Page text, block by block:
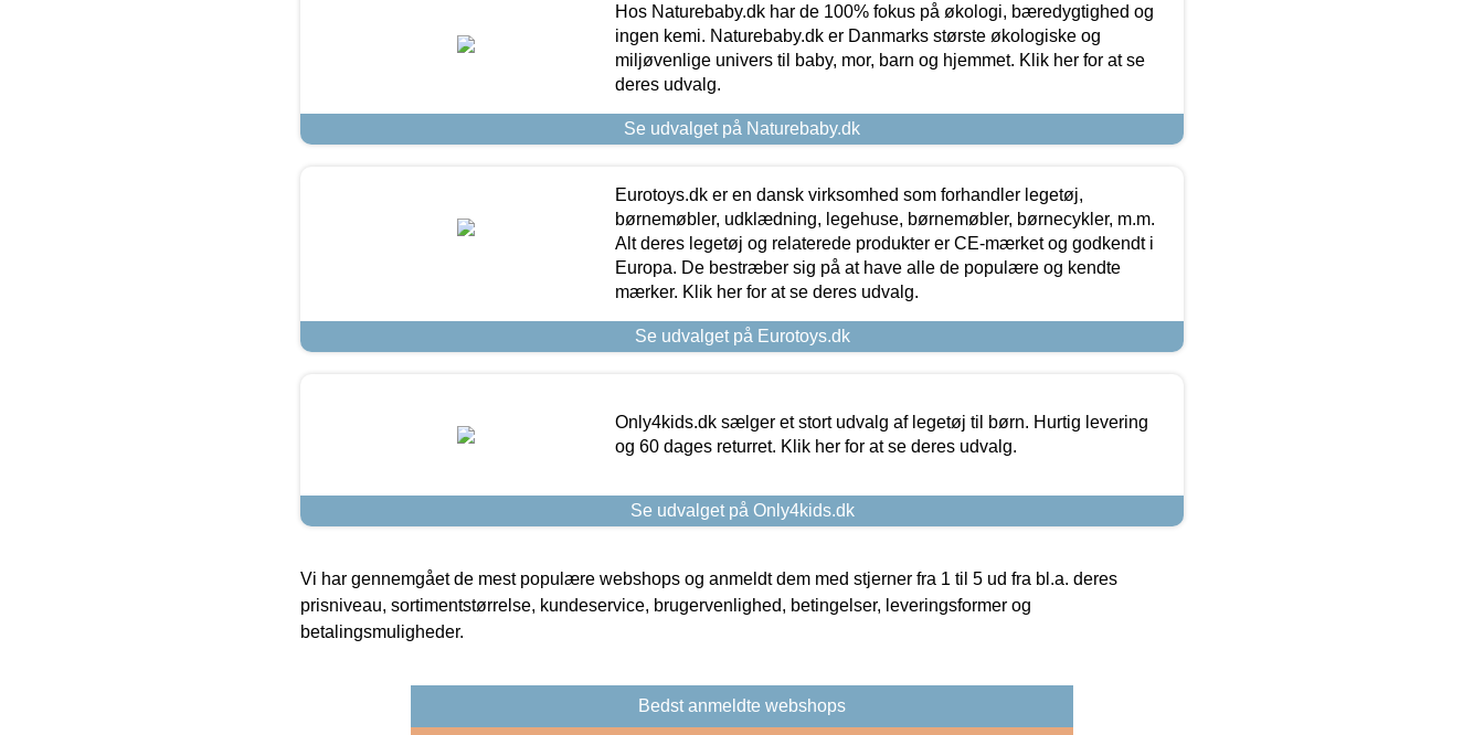
Hos Naturebaby.dk har de 100% fokus på økologi, bæredygtighed og
ingen kemi. Naturebaby.dk er Danmarks største økologiske og
miljøvenlige univers til baby, mor, barn og hjemmet. Klik her for at se
deres udvalg.
Se udvalget på Naturebaby.dk
Eurotoys.dk er en dansk virksomhed som forhandler legetøj,
børnemøbler, udklædning, legehuse, børnemøbler, børnecykler, m.m.
Alt deres legetøj og relaterede produkter er CE-mærket og godkendt i
Europa. De bestræber sig på at have alle de populære og kendte
mærker. Klik her for at se deres udvalg.
Se udvalget på Eurotoys.dk
Only4kids.dk sælger et stort udvalg af legetøj til børn. Hurtig levering
og 60 dages returret. Klik her for at se deres udvalg.
Se udvalget på Only4kids.dk
Vi har gennemgået de mest populære webshops og anmeldt dem med stjerner fra 1 til 5 ud fra bl.a. deres
prisniveau, sortimentstørrelse, kundeservice, brugervenlighed, betingelser, leveringsformer og
betalingsmuligheder.
Bedst anmeldte webshops